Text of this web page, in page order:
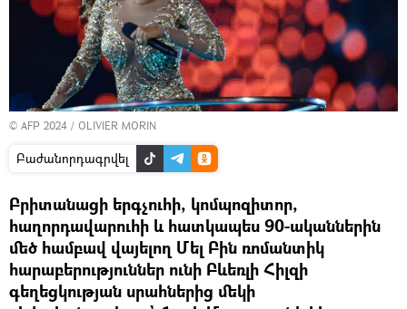
© AFP 2024 / OLIVIER MORIN
Բաժանորդագրվել
Բրիտանացի երգչուհի, կոմպոզիտոր,
հաղորդավարուհի և հատկապես 90-ականներին
մեծ համբավ վայելող Մել Բին ռոմանտիկ
հարաբերություններ ունի Բևեռլի Հիլզի
գեղեցկության սրահներից մեկի